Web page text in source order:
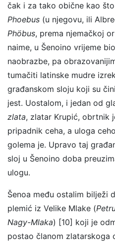
čak i za tako obične kao
Phoebus (u njegovu, ili
Phöbus, prema njemačkoj
naime, u Šenoino vrijeme
naobrazbe, pa
tumačiti latinske mudre
građanskom sloju koji su
jest. Uostalom, i jedan od
zlata, zlatar Krupić, obrtnik
pripadnik ceha, a uloga
golema je. Upravo taj
sloj u Šenoino doba
ulogu.
Šenoa među ostalim bilježi
plemić iz Velike Mlake (
Nagy-Mlaka) [10] koji je
postao članom zlatarskoga